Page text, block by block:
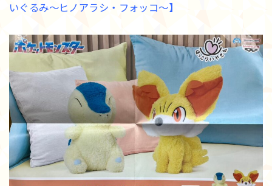
いぐるみ～ヒノアラシ・フォッコ～】